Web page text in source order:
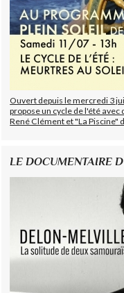
Ouvert depuis le mercredi 3
propose un cycle de l'été
René Clément et "La Piscine"
LE DOCUMENTAIRE